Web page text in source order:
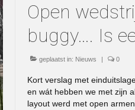
Open
buggy…. Is
geplaatst in: Nieuws | 0
Kort verslag met
en wát hebben we met zijn
layout werd met open